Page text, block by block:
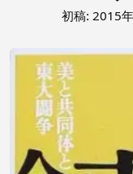
初稿: 2015